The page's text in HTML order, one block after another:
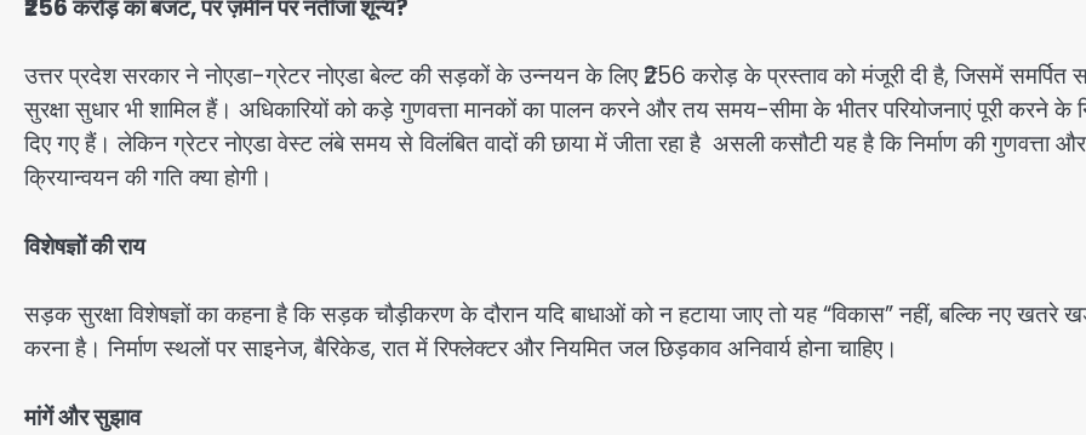
₹256 करोड़ का बजट, पर ज़मीन पर नतीजा शून्य?
उत्तर प्रदेश सरकार ने नोएडा-ग्रेटर नोएडा बेल्ट की सड़कों के उन्नयन के लिए ₹256 करोड़ के प्रस्ताव को मंजूरी दी है, जिसमें
सुरक्षा सुधार भी शामिल हैं। अधिकारियों को कड़े गुणवत्ता मानकों का पालन करने और तय समय-सीमा के भीतर परियोजनाएं पूरी करने के
दिए गए हैं। लेकिन ग्रेटर नोएडा वेस्ट लंबे समय से विलंबित वादों की छाया में जीता रहा है असली कसौटी यह है कि निर्माण की गुणवत्ता और
क्रियान्वयन की गति क्या होगी।
विशेषज्ञों की राय
सड़क सुरक्षा विशेषज्ञों का कहना है कि सड़क चौड़ीकरण के दौरान यदि बाधाओं को न हटाया जाए तो यह “विकास” नहीं, बल्कि नए खतरे
करना है। निर्माण स्थलों पर साइनेज, बैरिकेड, रात में रिफ्लेक्टर और नियमित जल छिड़काव अनिवार्य होना चाहिए।
मांगें और सुझाव